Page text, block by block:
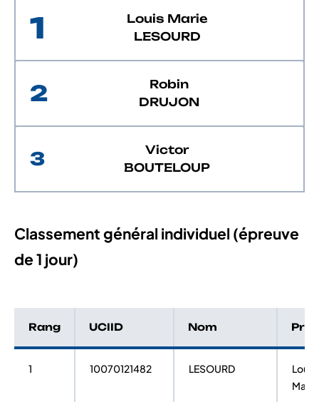
1
Louis Marie
LESOURD
2
Robin
DRUJON
3
Victor
BOUTELOUP
Classement général individuel (épreuve
de 1 jour)
Rang UCIID Nom
1 10070121482 LESOURD
Louis
Marie